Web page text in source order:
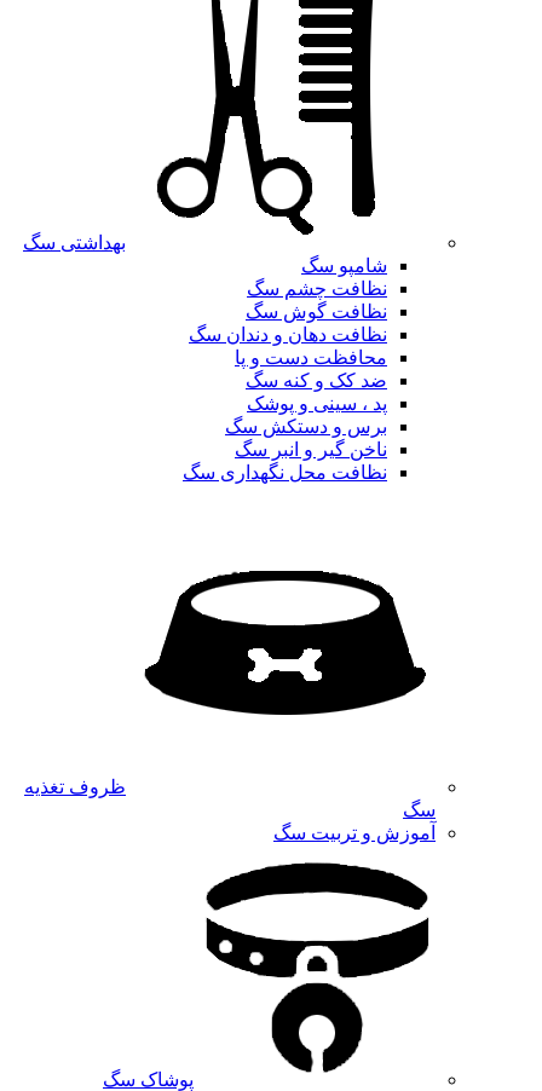
بهداشتی سگ
شامپو سگ
نظافت چشم سگ
نظافت گوش سگ
نظافت دهان و دندان سگ
محافظت دست و پا
ضد کک و کنه سگ
پد ، سینی و پوشک
برس و دستکش سگ
ناخن گیر و انبر سگ
نظافت محل نگهداری سگ
ظروف تغذیه
سگ
آموزش و تربیت سگ
پوشاک سگ